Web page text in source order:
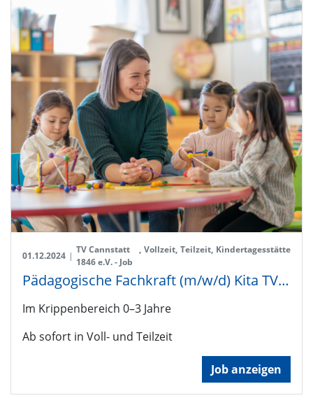
01.12.2024 |
TV Cannstatt
1846 e.V. - Job
, Vollzeit, Teilzeit, Kindertagesstätte
Pädagogische Fachkraft (m/w/d) Kita TVC'le
Im Krippenbereich 0–3 Jahre
Ab sofort in Voll- und Teilzeit
Job anzeigen